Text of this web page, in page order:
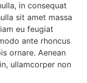
in consequat
sit amet massa
eu feugiat
ante rhoncus
ornare. Aenean
ullamcorper non